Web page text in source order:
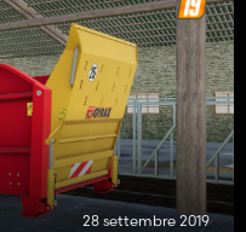
28 settembre 2019